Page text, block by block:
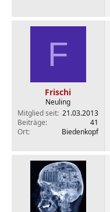
F
Frischi
Neuling
Mitglied seit 21.03.2013
Beiträge
41
Ort
Biedenkopf